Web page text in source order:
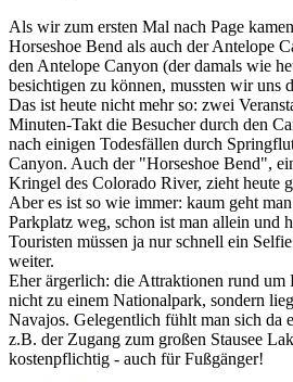
Als wir zum ersten Mal nach Page
Horseshoe Bend als auch der Antelope
den Antelope Canyon (der damals wie
besichtigen zu können, mussten wir uns
Das ist heute nicht mehr so: zwei
Minuten-Takt die Besucher durch den
nach einigen Todesfällen durch
Canyon. Auch der "Horseshoe Bend",
Kringel des Colorado River, zieht heute
Aber es ist so wie immer: kaum geht
Parkplatz weg, schon ist man allein und
Touristen müssen ja nur schnell ein
weiter.
Eher ärgerlich: die Attraktionen rund um
nicht zu einem Nationalpark, sondern
Navajos. Gelegentlich fühlt man sich da
z.B. der Zugang zum großen Stausee
kostenpflichtig - auch für Fußgänger!